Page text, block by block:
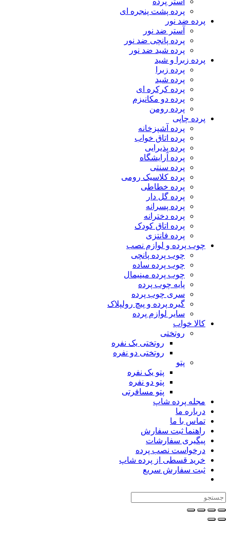
پرده پشت پنجره ای
پرده ضد نور
آستر ضد نور
پرده پانچی ضد نور
پرده شید ضد نور
پرده زبرا و شید
پرده زبرا
پرده شید
پرده کرکره ای
پرده دو مکانیزم
پرده رومن
پرده چاپی
پرده آشپزخانه
پرده اتاق خواب
پرده پذیرایی
پرده آرایشگاه
پرده سنتی
پرده کلاسیک رومی
پرده خطاطی
پرده گل دار
پرده پسرانه
پرده دخترانه
پرده اتاق کودک
پرده فانتزی
چوب پرده و لوازم نصب
چوب پرده پانچی
چوب پرده ساده
چوب پرده مینیمال
پایه چوب پرده
سری چوب پرده
گیره پرده و پیچ رولپلاک
سایر لوازم پرده
کالا خواب
روتختی
روتختی یک نفره
روتختی دو نفره
پتو
پتو یک نفره
پتو دو نفره
پتو مسافرتی
مجله پرده شاپ
درباره ما
تماس با ما
راهنما ثبت سفارش
پیگیری سفارشات
درخواست نصب پرده
خرید قسطی از پرده شاپ
ثبت سفارش سریع